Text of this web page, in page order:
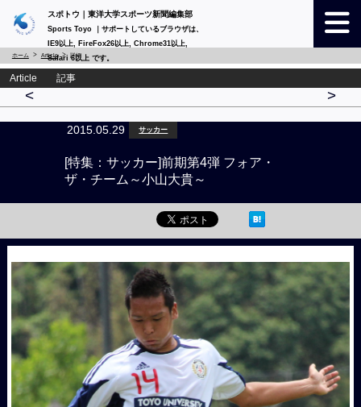
スポトウ｜東洋大学スポーツ新聞編集部
Sports Toyo ｜サポートしているブラウザは、
IE9以上, FireFox26以上, Chrome31以上,
Safari 6以上 です。
ホーム Article 詳細
Article 記事
< >
2015.05.29 サッカー
[特集：サッカー]前期第4弾 フォア・
ザ・チーム～小山大貴～